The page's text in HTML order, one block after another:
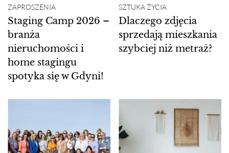
ZAPROSZENIA
Staging Camp 2026 –
branża
nieruchomości i
home stagingu
spotyka się w Gdyni!
SZTUKA ŻYCIA
Dlaczego zdjęcia
sprzedają mieszkania
szybciej niż metraż?